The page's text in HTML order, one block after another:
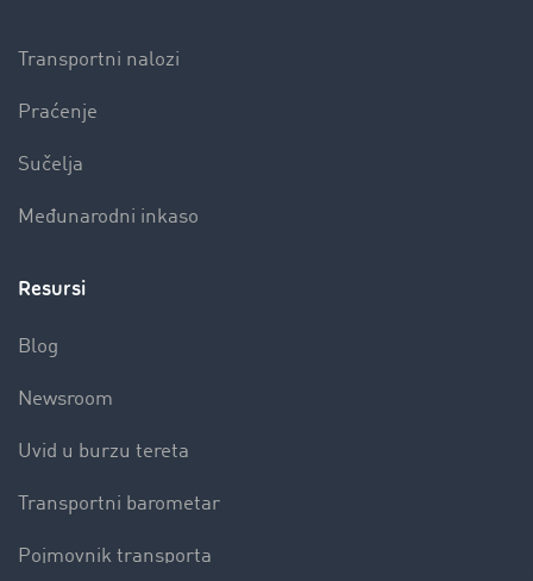
Transportni nalozi
Praćenje
Sučelja
Međunarodni inkaso
Resursi
Blog
Newsroom
Uvid u burzu tereta
Transportni barometar
Pojmovnik transporta